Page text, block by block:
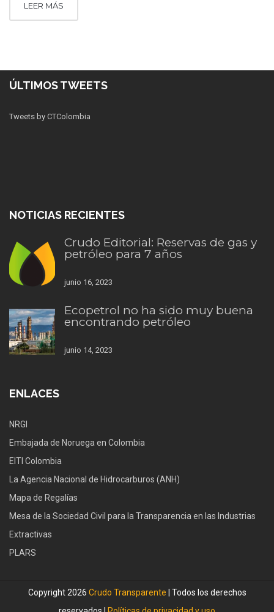
LEER MÁS
ÚLTIMOS TWEETS
Tweets by CTColombia
NOTICIAS RECIENTES
Crudo Editorial: Reservas de gas y
petróleo para 7 años
junio 16, 2023
Ecopetrol no ha sido muy buena
encontrando petróleo
junio 14, 2023
ENLACES
NRGI
Embajada de Noruega en Colombia
EITI Colombia
La Agencia Nacional de Hidrocarburos (ANH)
Mapa de Regalías
Mesa de la Sociedad Civil para la Transparencia en las Industrias
Extractivas
PLARS
Copyright 2026 Crudo Transparente | Todos los derechos